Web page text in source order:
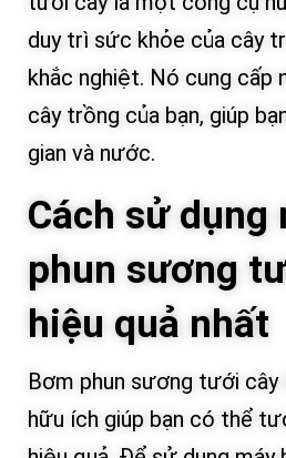
duy trì sức khỏe của cây
khắc nghiệt. Nó cung cấp
cây trồng của bạn, giúp
gian và nước.
Cách sử dụng
phun sương
hiệu quả nhất
Bơm phun sương tưới
hữu ích giúp bạn có thể